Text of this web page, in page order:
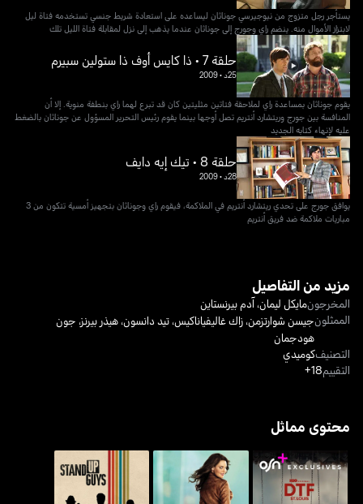
يستأجر رجل متزوج من نيوجيرسي جوناثان ليساعده على استعادة شريط جنسي تستخدمه فتاة ليل
لابتزاز الأموال منه. ينضم راي وجورج إلى جوناثان عندما يذهب إلى نزل لمقابلة فتاة الليل تلك
حلقة 7 • ذا كايس أوف ذا ستولين سبيرم
25د •
2009
يقوم جوناثان بمساعدة راي لملاحقة فتاتين مثليتين كان قد تبرع لهما راي بنطفة منوية. إلا أن
المنافسة بين جورج وريتشارد أنتريم تصل أوجها بينما يقوم رئيس التحرير المسؤول عن جوناثان بالضغط
عليه لإنهاء كتابه الجديد
حلقة 8 • تيك إيه دايف
28د •
2009
يوافق جورج على تحدي ريتشارد أنتريم في الملاكمة، فيقوم راي وجوناثان بتجهيز أمسية تتكون من 3
مباريات ملاكمة ضد فريق أنتريم
مزيد من التفاصيل
المخرجونمايكل ليمان،آدم بيرنستاين
الممثلونجيسن شوارتزمن،زاك غاليفياناكيس،تيد دانسون،هيذر بيرنز، جون
هودجمان
التصنيفكوميدي
التقييم18+
محتوى مماثل